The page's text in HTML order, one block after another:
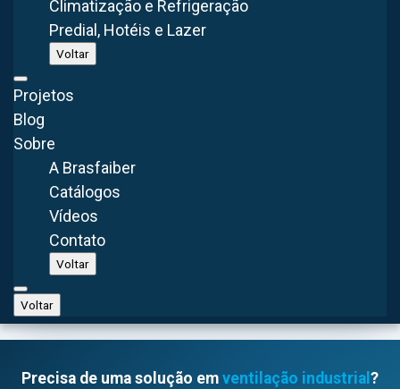
Climatização e Refrigeração
Predial, Hotéis e Lazer
Voltar
Projetos
Blog
Sobre
A Brasfaiber
Catálogos
Vídeos
Contato
Voltar
Voltar
Insuflador de Telhado
Ventilação Diluidora
Passe os dados —
dimensões e o tipo de atividade: a nossa engenharia
calcula a renovação de ar necessária, define o modelo
e a quantidade de equipamentos e retorna com o
Dimensionar o meu sistema
Precisa de uma solução em ventilação industrial ?